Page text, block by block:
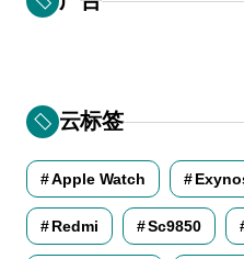
云标签
Apple Watch
Redmi Sc9850